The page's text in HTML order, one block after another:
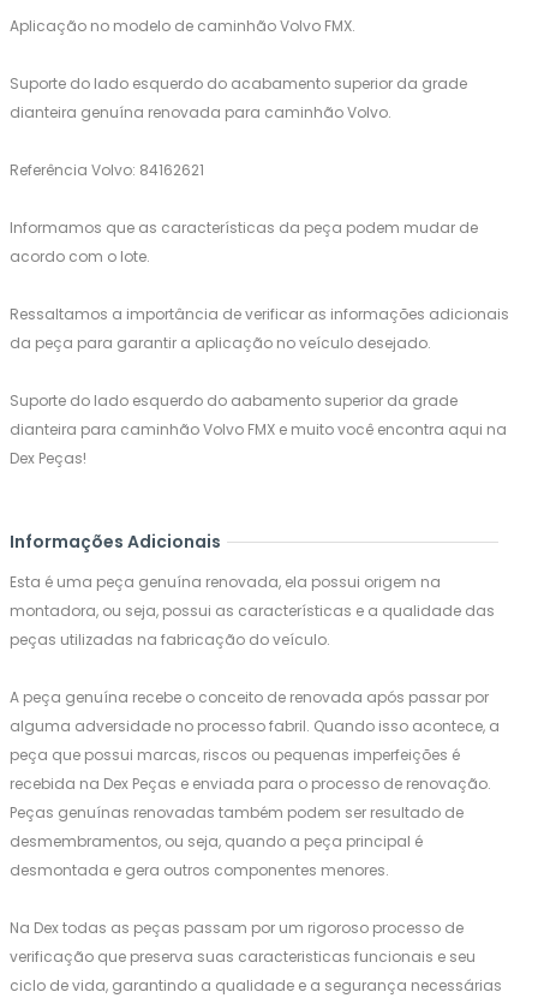
Aplicação no modelo de caminhão Volvo FMX.
Suporte do lado esquerdo do acabamento superior da grade
dianteira genuína renovada para caminhão Volvo.
Referência Volvo: 84162621
Informamos que as características da peça podem mudar de
acordo com o lote.
Ressaltamos a importância de verificar as informações adicionais
da peça para garantir a aplicação no veículo desejado.
Suporte do lado esquerdo do aabamento superior da grade
dianteira para caminhão Volvo FMX e muito você encontra aqui na
Dex Peças!
Informações Adicionais
Esta é uma peça genuína renovada, ela possui origem na
montadora, ou seja, possui as características e a qualidade das
peças utilizadas na fabricação do veículo.
A peça genuína recebe o conceito de renovada após passar por
alguma adversidade no processo fabril. Quando isso acontece, a
peça que possui marcas, riscos ou pequenas imperfeições é
recebida na Dex Peças e enviada para o processo de renovação.
Peças genuínas renovadas também podem ser resultado de
desmembramentos, ou seja, quando a peça principal é
desmontada e gera outros componentes menores.
Na Dex todas as peças passam por um rigoroso processo de
verificação que preserva suas caracteristicas funcionais e seu
ciclo de vida, garantindo a qualidade e a segurança necessárias